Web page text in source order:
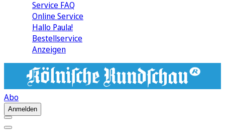
Service FAQ
Online Service
Hallo Paula!
Bestellservice
Anzeigen
Abo
Anmelden